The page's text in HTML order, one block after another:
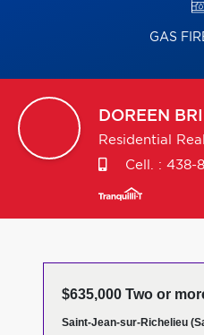
GAS
DOREEN
Residential
Cell. : 438-
$635,000 Two or
Saint-Jean-sur-Richelieu